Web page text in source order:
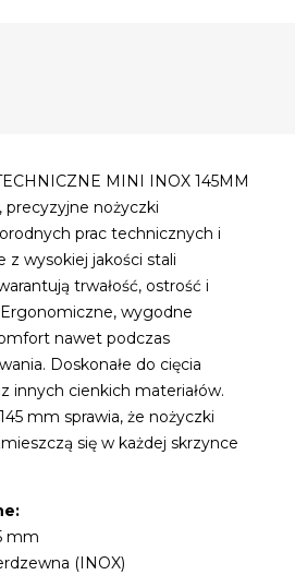
MINI INOX 145MM
precyzyjne nożyczki
prac technicznych i
wysokiej jakości stali
trwałość, ostrość i
wygodne
nawet podczas
Doskonałe do cięcia
innych cienkich materiałów.
mm sprawia, że nożyczki
się w każdej skrzynce
mm
(INOX)